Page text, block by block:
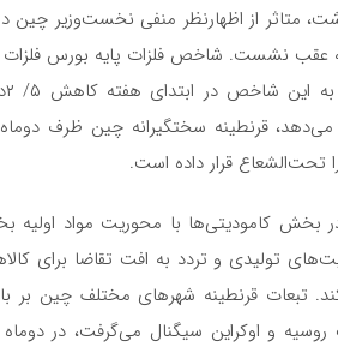
قیمتی داشت، متاثر از اظهارنظر منفی
تا ۱۳۱دلار به ازای هر تن در روز پنج‌شنبه ۲۶مه عقب نشست. شاخص فلزات
قرنطینه سختگیرانه چین ظرف دوماه
تحت‌الشعاع قرار داده است.
در بخش کامودیتی‌‌‌ها با محوریت مواد
تولیدی و تردد به افت تقاضا برای
تبعات قرنطینه شهرهای مختلف چین بر
و اوکراین سیگنال می‌‌‌گرفت، در دوماه